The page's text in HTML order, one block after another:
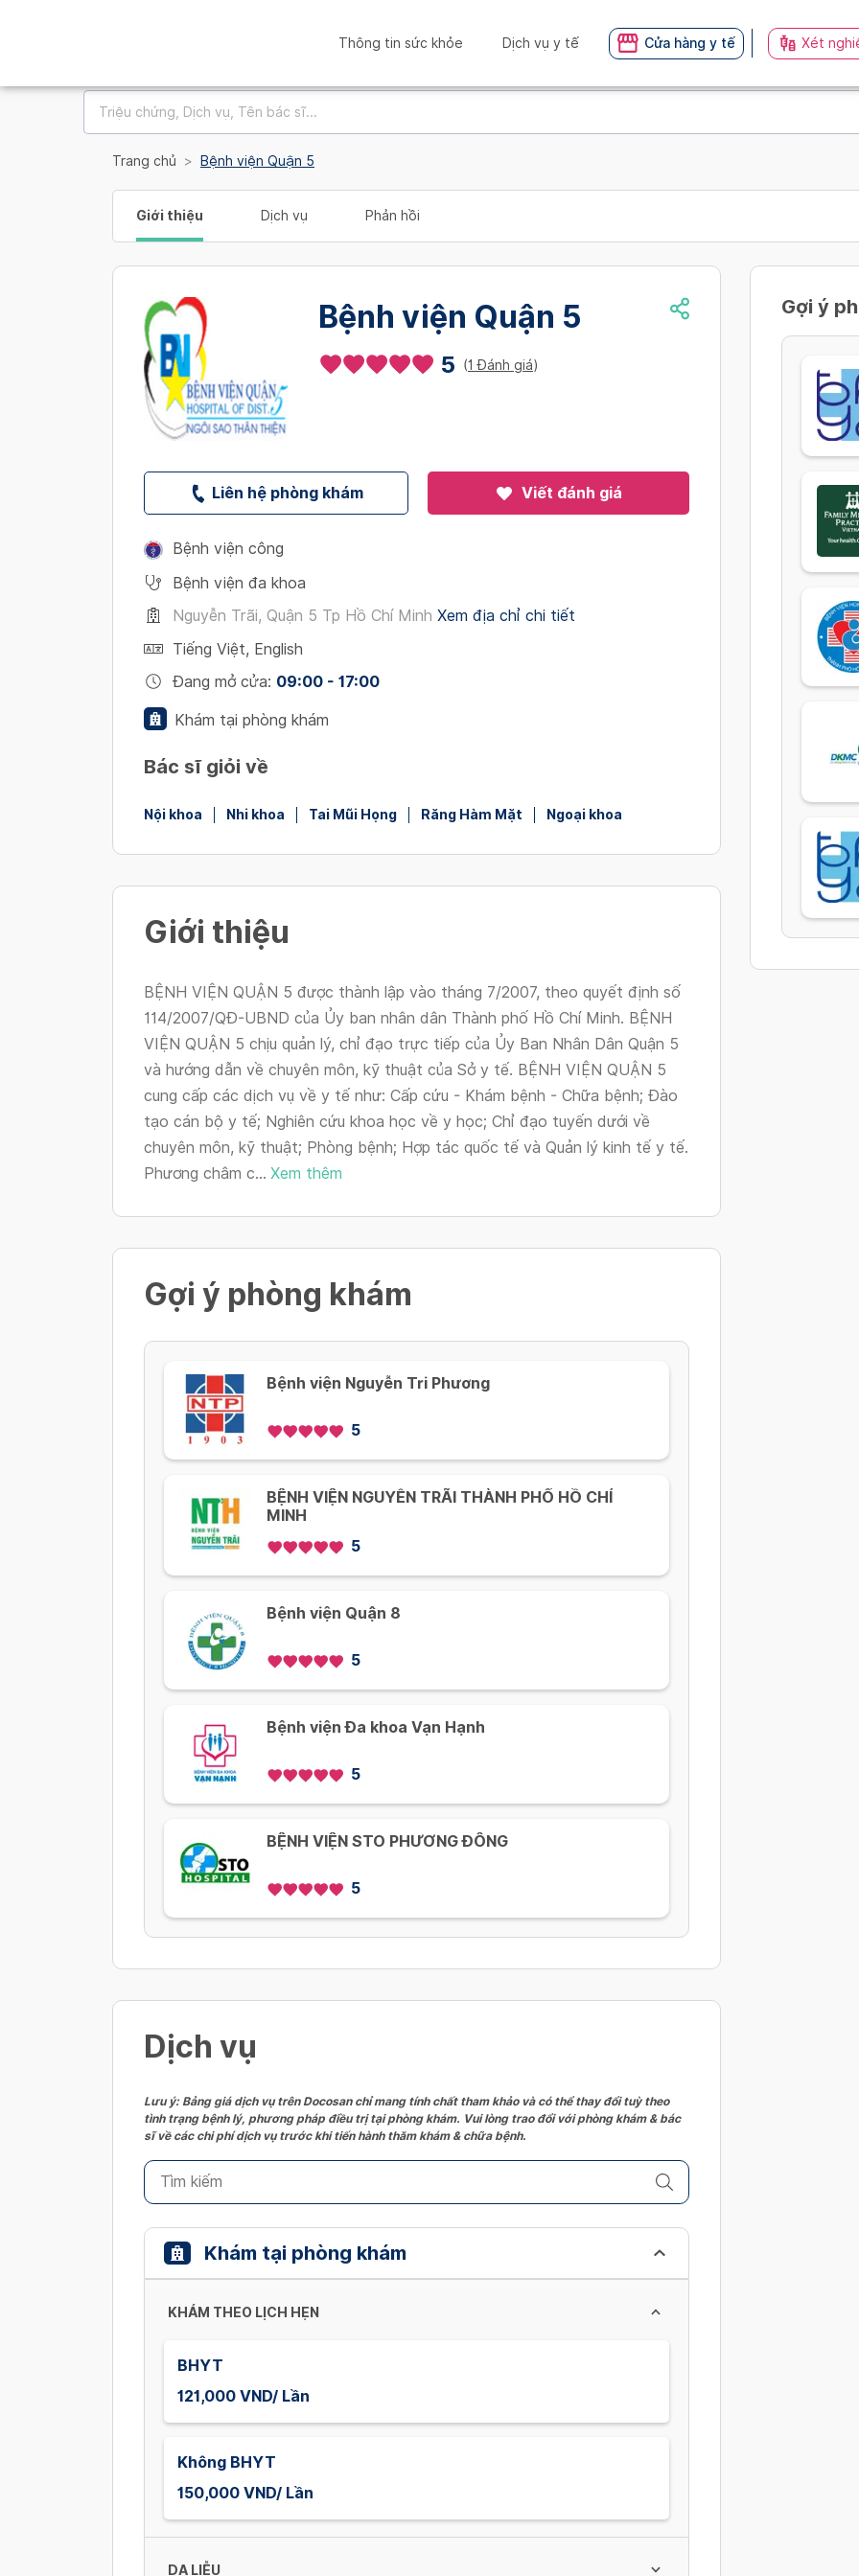
Thông tin sức khỏe Dịch vụ y tế Cửa hàng y tế Xét
Trang chủ Bệnh viện Quận 5
Giới thiệu Dịch vụ Phản hồi
Bệnh viện Quận 5
5 (1 Đánh giá)
Liên hệ phòng khám Viết đánh giá
Bệnh viện công
Bệnh viện đa khoa
Nguyễn Trãi, Quận 5 Tp Hồ Chí Minh Xem địa chỉ chi tiết
Tiếng Việt, English
Đang mở cửa: 09:00 - 17:00
Khám tại phòng khám
Bác sĩ giỏi về
Nội khoa Nhi khoa Tai Mũi Họng Răng Hàm Mặt Ngoại khoa
Giới thiệu
BỆNH VIỆN QUẬN 5 được thành lập vào tháng 7/2007, theo quyết định số
114/2007/QĐ-UBND của Ủy ban nhân dân Thành phố Hồ Chí Minh. BỆNH
VIỆN QUẬN 5 chịu quản lý, chỉ đạo trực tiếp của Ủy Ban Nhân Dân Quận 5
và hướng dẫn về chuyên môn, kỹ thuật của Sở y tế. BỆNH VIỆN QUẬN 5
cung cấp các dịch vụ về y tế như: Cấp cứu - Khám bệnh - Chữa bệnh; Đào
tạo cán bộ y tế; Nghiên cứu khoa học về y học; Chỉ đạo tuyến dưới về
chuyên môn, kỹ thuật; Phòng bệnh; Hợp tác quốc tế và Quản lý kinh tế y tế.
Phương châm c... Xem thêm
Gợi ý phòng khám
Bệnh viện Nguyễn Tri Phương
5
BỆNH VIỆN NGUYỄN TRÃI THÀNH PHỐ HỒ CHÍ
MINH
5
Bệnh viện Quận 8
5
Bệnh viện Đa khoa Vạn Hạnh
5
BỆNH VIỆN STO PHƯƠNG ĐÔNG
5
Dịch vụ
Lưu ý: Bảng giá dịch vụ trên Docosan chỉ mang tính chất tham khảo và có thể thay đổi tuỳ theo
tình trạng bệnh lý, phương pháp điều trị tại phòng khám. Vui lòng trao đổi với phòng khám & bác
sĩ về các chi phí dịch vụ trước khi tiến hành thăm khám & chữa bệnh.
Khám tại phòng khám
KHÁM THEO LỊCH HẸN
BHYT
121,000 VND/ Lần
Không BHYT
150,000 VND/ Lần
DA LIỄU
Gợi ý